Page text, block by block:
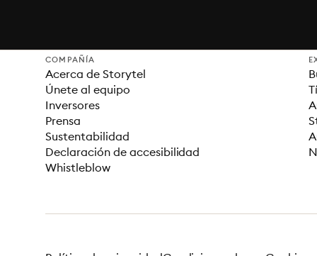
COMPAÑÍA
Acerca de Storytel
Únete al equipo
Inversores
Prensa
Sustentabilidad
Declaración de accesibilidad
Whistleblow